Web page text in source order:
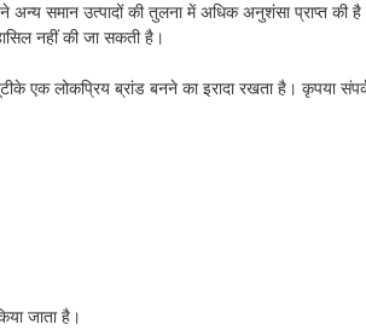
ने अन्य समान उत्पादों की तुलना में अधिक अनुशंसा प्राप्त
नहीं की जा सकती है।
एक लोकप्रिय ब्रांड बनने का इरादा रखता है। कृपया
जाता है।